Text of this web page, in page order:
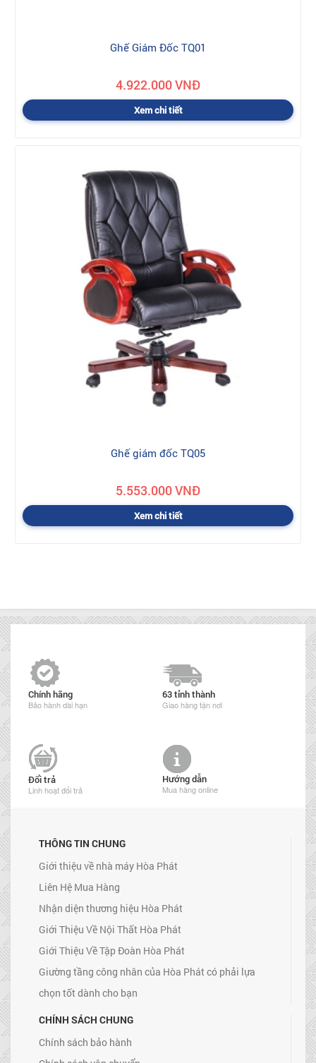
Ghế Giám Đốc TQ01
4.922.000 VNĐ
Xem chi tiết
Ghế giám đốc TQ05
5.553.000 VNĐ
Xem chi tiết
Chính hãng
Bảo hành dài hạn
63 tỉnh thành
Giao hàng tận nơi
Đổi trả
Linh hoạt đổi trả
Hướng dẫn
Mua hàng online
THÔNG TIN CHUNG
Giới thiệu về nhà máy Hòa Phát
Liên Hệ Mua Hàng
Nhận diện thương hiệu Hòa Phát
Giới Thiệu Về Nội Thất Hòa Phát
Giới Thiệu Về Tập Đoàn Hòa Phát
Giường tầng công nhân của Hòa Phát có phải lựa
chọn tốt dành cho bạn
CHÍNH SÁCH CHUNG
Chính sách bảo hành